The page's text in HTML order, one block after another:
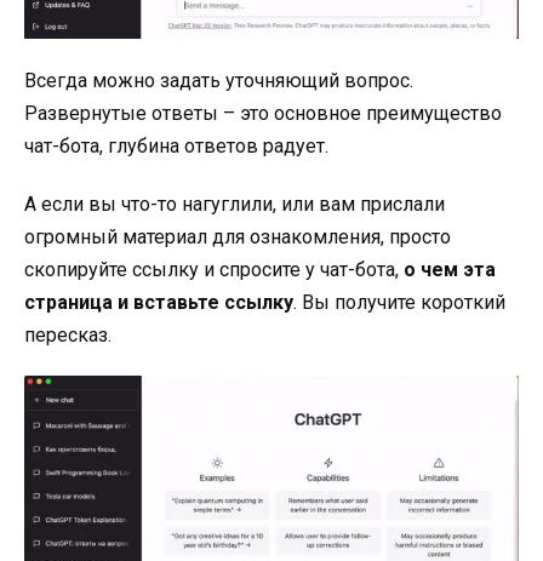
Всегда можно задать уточняющий вопрос.
Развернутые ответы – это основное преимущество
чат-бота, глубина ответов радует.
А если вы что-то нагуглили, или вам прислали
огромный материал для ознакомления, просто
скопируйте ссылку и спросите у чат-бота, о чем эта
страница и вставьте ссылку. Вы получите короткий
пересказ.